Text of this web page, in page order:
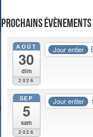
Prochains évènements
AOÛT
30
dim
2026
Jour entier
SEP
5
sam
2026
Jour entier